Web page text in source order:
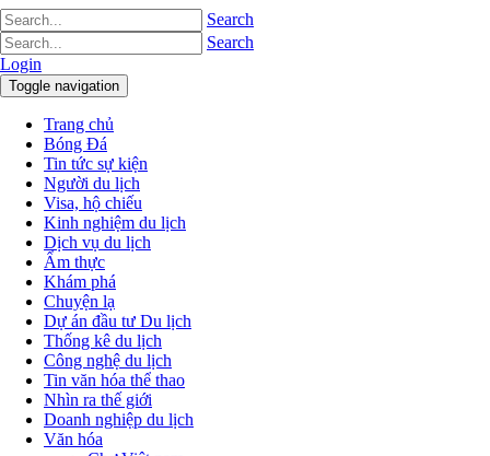
Search
Search
Login
Toggle navigation
Trang chủ
Bóng Đá
Tin tức sự kiện
Người du lịch
Visa, hộ chiếu
Kinh nghiệm du lịch
Dịch vụ du lịch
Ẩm thực
Khám phá
Chuyện lạ
Dự án đầu tư Du lịch
Thống kê du lịch
Công nghệ du lịch
Tin văn hóa thể thao
Nhìn ra thế giới
Doanh nghiệp du lịch
Văn hóa